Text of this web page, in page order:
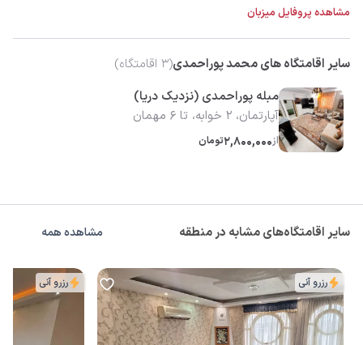
مشاهده پروفایل میزبان
سایر اقامتگاه های محمد پوراحمدی(
3 اقامتگاه)
مبله پوراحمدی (نزدیک دریا)
آپارتمان، 2 خوابه، تا 6 مهمان
از2,800,000تومان
سایر اقامتگاه‌های مشابه در منطقه مشاهده همه
رزرو آنی رزرو آنی